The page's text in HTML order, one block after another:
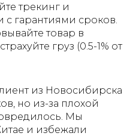
трекинг и
гарантиями сроков.
товар в
груз (0.5-1% от
из Новосибирска
но из-за плохой
Мы
и избежали